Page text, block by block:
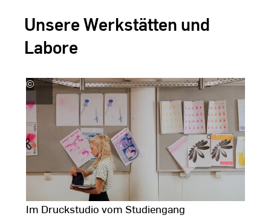
Unsere Werkstätten und
Labore
©
Kira
Jacobi
Im Druckstudio vom Studiengang